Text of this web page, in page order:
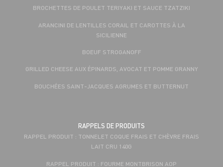
BROCHETTES DE POULET TERIYAKI ET SAUCE TZATZIKI
ARANCINI DE LENTILLES CORAIL ET CAROTTES À LA
SICILIENNE
BOEUF STROGANOFF
GRILLED CHEESE AUX ÉPINARDS, AVOCAT ET POMME GRANNY
BOUCHÉES SAINT-JACQUES AGRUMES ET BUTTERNUT
RAPPELS DE PRODUITS
RAPPEL PRODUIT : TONNELET COQUE FRAIS ET CHÈVRE FRAIS
LAIT CRU 140G
RAPPEL PRODUIT : FOURME MONTBRISON AOP